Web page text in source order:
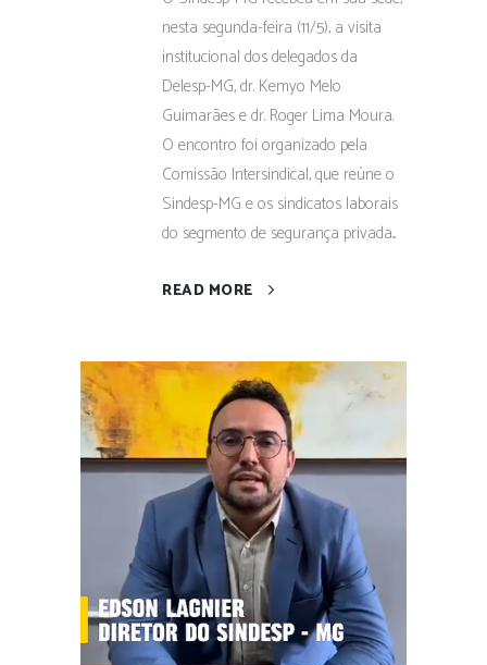
nesta segunda-feira (11/5), a visita
institucional dos delegados da
Delesp-MG, dr. Kemyo Melo
Guimarães e dr. Roger Lima Moura.
O encontro foi organizado pela
Comissão Intersindical, que reúne o
Sindesp-MG e os sindicatos laborais
do segmento de segurança privada...
READ MORE